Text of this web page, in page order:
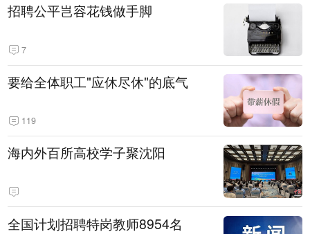
招聘公平岂容花钱做手脚
7
要给全体职工"应休尽休"的底气
119
海内外百所高校学子聚沈阳
全国计划招聘特岗教师8954名